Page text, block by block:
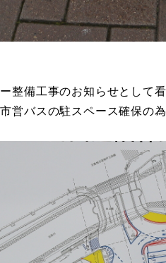
整備工事のお知らせとして
営バスの駐スペース確保の